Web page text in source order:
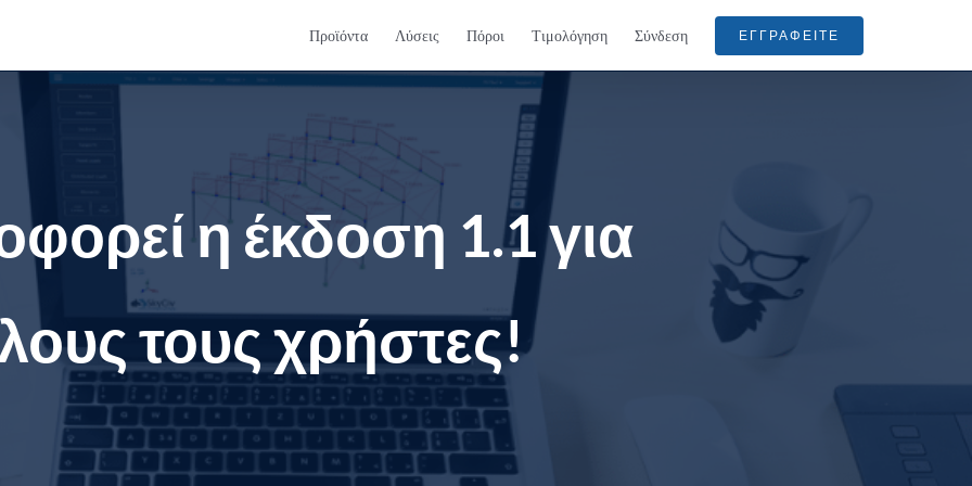
Προϊόντα Λύσεις Πόροι Τιμολόγηση Σύνδεση ΕΓΓΡΑΦΕΊΤΕ
η έκδοση 1.1 για
τους χρήστες!